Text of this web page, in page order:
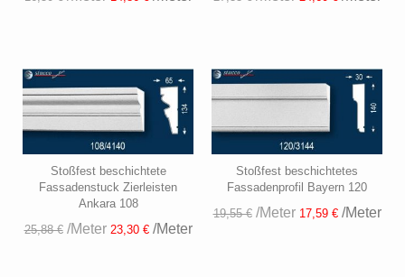
Stoßfest beschichtete
Fassadenstuck Zierleisten
Ankara 108
25,88 €/Meter 23,30 €/Meter
Stoßfest beschichtetes
Fassadenprofil Bayern 120
19,55 €/Meter 17,59 €/Meter